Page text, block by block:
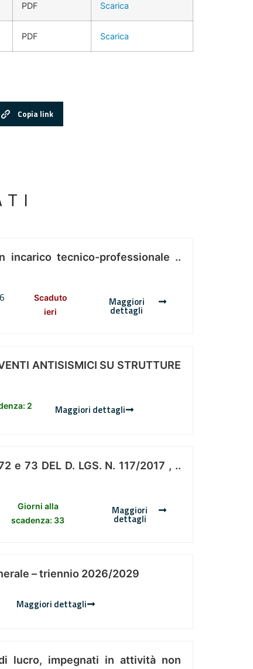
PDF Scarica
PDF Scarica
Copia link
incarico tecnico-professionale ..
Scaduto
ieri
Maggiori
dettagli
ANTISISMICI SU STRUTTURE
2 Maggiori dettagli
e 73 DEL D. LGS. N. 117/2017 , ..
Giorni alla
scadenza: 33
Maggiori
dettagli
– triennio 2026/2029
Maggiori dettagli
lucro, impegnati in attività non